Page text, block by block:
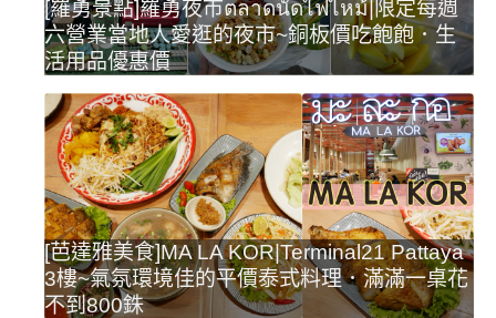
[羅勇景點]羅勇夜市ตลาดนัดไฟไหม้|限定每週
六營業當地人愛逛的夜市~銅板價吃飽飽．生
活用品優惠價
[芭達雅美食]MA LA KOR|Terminal21 Pattaya
3樓~氣氛環境佳的平價泰式料理．滿滿一桌花
不到800銖